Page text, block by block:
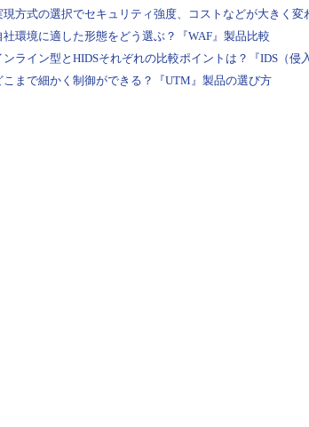
リスト4 ログ取得のためにsyslog.confへ
後、以下のコマンドを実行して設定を反映さ
を取るように設定したものについては、「/var/
現方式の選択でセキュリティ強度、コストなどが大きく変
社環境に適した形態をどう選ぶ？『WAF』製品比較
ンライン型とHIDSそれぞれの比較ポイントは？『IDS（侵
こまで細かく制御ができる？『UTM』製品の選び方